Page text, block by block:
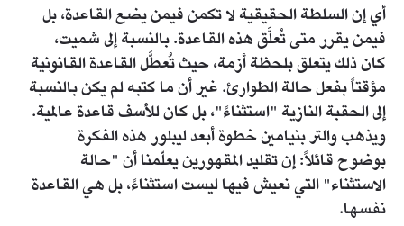
أي إن السلطة الحقيقية لا تكمن فيمن يضع القاعدة، بل
فيمن يقرر متى تُعلَّق هذه القاعدة. بالنسبة إلى شميت،
كان ذلك يتعلق بلحظة أزمة، حيث تُعطَّل القاعدة القانونية
مؤقتاً بفعل حالة الطوارئ. غير أن ما كتبه لم يكن بالنسبة
إلى الحقبة النازية "استثناءً"، بل كان للأسف قاعدة عالمية.
ويذهب والتر بنيامين خطوة أبعد ليبلور هذه الفكرة
بوضوح قائلاً: إن تقليد المقهورين يعلّمنا أن "حالة
الاستثناء" التي نعيش فيها ليست استثناءً، بل هي القاعدة
نفسها.